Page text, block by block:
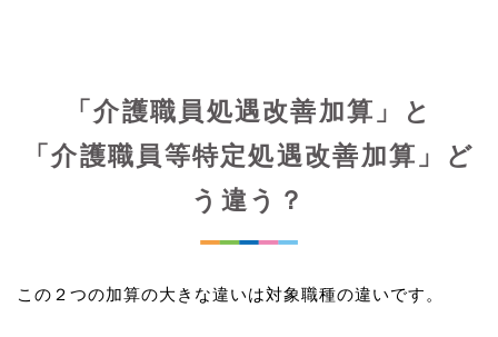
「介護職員処遇改善加算」と
「介護職員等特定処遇改善加算」ど
う違う？
この２つの加算の大きな違いは対象職種の違いです。